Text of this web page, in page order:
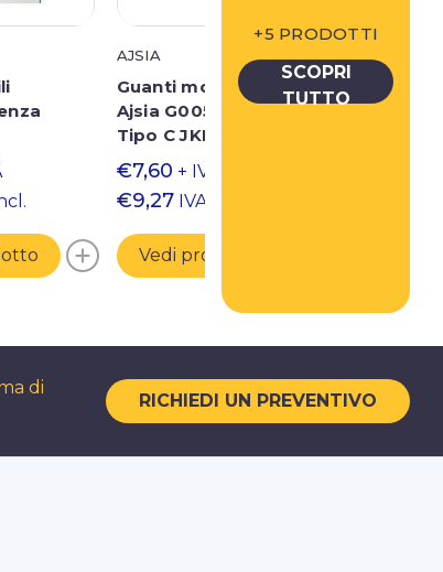
AJSIA
Guanti monouso
Ajsia G00500 EN374-1
Tipo C JKPT
€7,60 + IVA
€9,27IVA incl.
Vedi prodotto
Guanti
nitrile Ajsia
+5 PRODOTTI
SCOPRI
TUTTO
di
RICHIEDI UN PREVENTIVO